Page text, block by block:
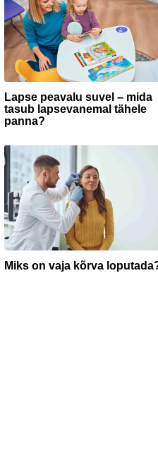
Lapse peavalu suvel – mida
tasub lapsevanemal tähele
panna?
Miks on vaja kõrva